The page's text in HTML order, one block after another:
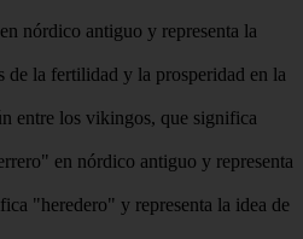
nórdico antiguo y representa la
de la fertilidad y la prosperidad en la
entre los vikingos, que significa
en nórdico antiguo y representa
"heredero" y representa la idea de